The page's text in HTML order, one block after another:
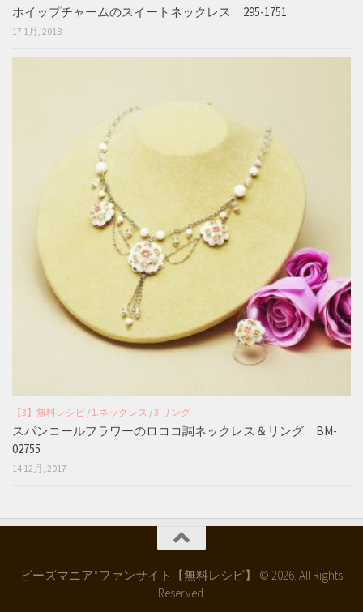
ホイップチャームのスイートネックレス 295-1751
17 1月, 2018
【3】無料レシピ / 1.ネックレス /3.リング
スパンコールフラワーのロココ調ネックレス＆リング BM-
02755
14 12月, 2017
ビーズマニア*ファンサイト【無料レシピ】 © 2026. All Rights
Reserved.